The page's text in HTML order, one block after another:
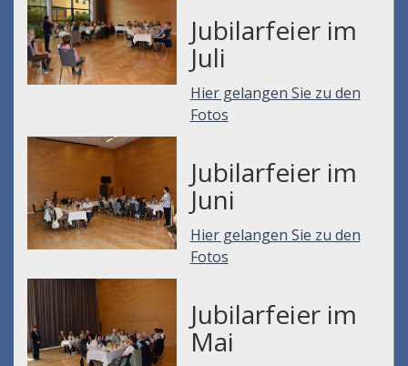
Jubilarfeier im
Juli
Hier gelangen Sie zu den
Fotos
Jubilarfeier im
Juni
Hier gelangen Sie zu den
Fotos
Jubilarfeier im
Mai